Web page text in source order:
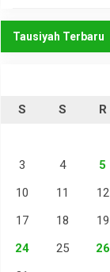
Tausiyah Terbaru
S
S R
3
4 5
10
11 12
17
18 19
24
25 26